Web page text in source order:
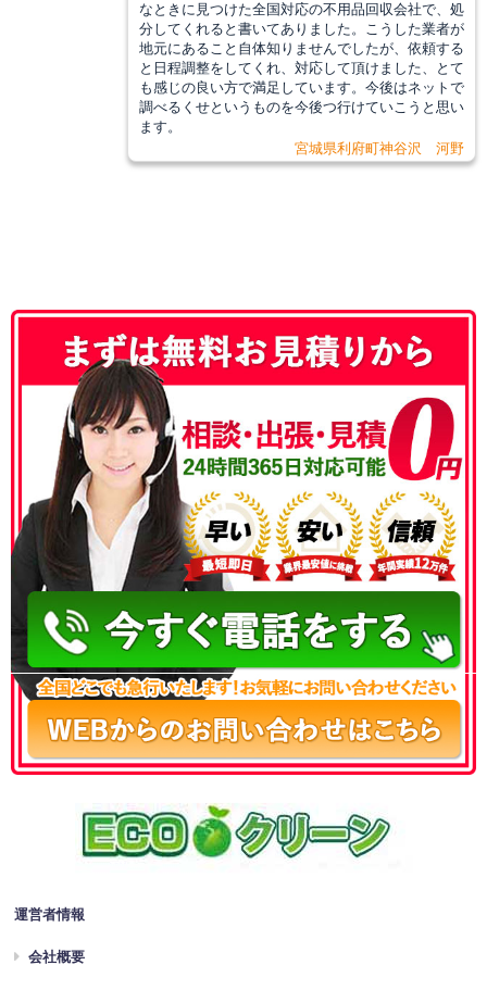
なときに見つけた全国対応の不用品回収会社で、処
分してくれると書いてありました。こうした業者が
地元にあること自体知りませんでしたが、依頼する
と日程調整をしてくれ、対応して頂けました、とて
も感じの良い方で満足しています。今後はネットで
調べるくせというものを今後つ行けていこうと思い
ます。
宮城県利府町神谷沢 河野
050-3186-4780
運営者情報
会社概要